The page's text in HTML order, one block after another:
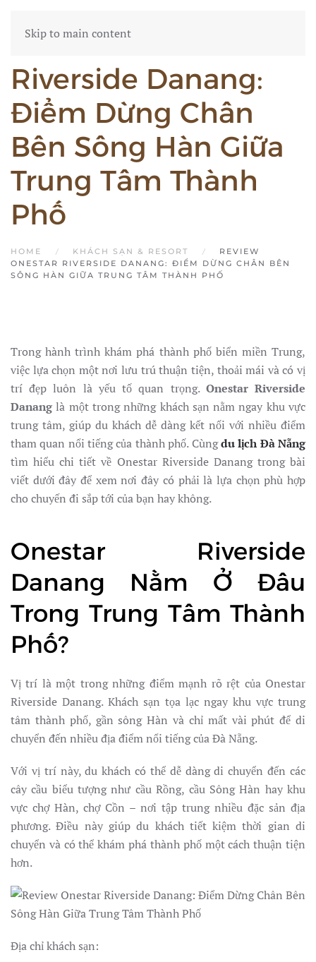
Skip to main content
Review Onestar
Riverside Danang:
Điểm Dừng Chân
Bên Sông Hàn Giữa
Trung Tâm Thành
Phố
HOME KHÁCH SẠN & RESORT
REVIEW
ONESTAR RIVERSIDE DANANG: ĐIỂM DỪNG CHÂN BÊN
SÔNG HÀN GIỮA TRUNG TÂM THÀNH PHỐ
Trong hành trình khám phá thành phố biển miền Trung,
việc lựa chọn một nơi lưu trú thuận tiện, thoải mái và có vị
trí đẹp luôn là yếu tố quan trọng. Onestar Riverside
Danang là một trong những khách sạn nằm ngay khu vực
trung tâm, giúp du khách dễ dàng kết nối với nhiều điểm
tham quan nổi tiếng của thành phố. Cùngdu lịch Đà Nẵng
tìm hiểu chi tiết về Onestar Riverside Danang trong bài
viết dưới đây để xem nơi đây có phải là lựa chọn phù hợp
cho chuyến đi sắp tới của bạn hay không.
Onestar Riverside
Danang Nằm Ở Đâu
Trong Trung Tâm Thành
Phố?
Vị trí là một trong những điểm mạnh rõ rệt của Onestar
Riverside Danang. Khách sạn tọa lạc ngay khu vực trung
tâm thành phố, gần sông Hàn và chỉ mất vài phút để di
chuyển đến nhiều địa điểm nổi tiếng của Đà Nẵng.
Với vị trí này, du khách có thể dễ dàng di chuyển đến các
cây cầu biểu tượng như cầu Rồng, cầu Sông Hàn hay khu
vực chợ Hàn, chợ Cồn – nơi tập trung nhiều đặc sản địa
phương. Điều này giúp du khách tiết kiệm thời gian di
chuyển và có thể khám phá thành phố một cách thuận tiện
hơn.
Địa chỉ khách sạn: